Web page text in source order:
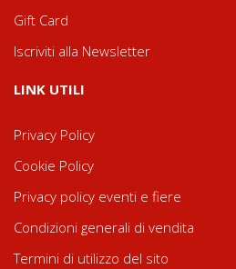
Gift Card
Iscriviti alla Newsletter
LINK UTILI
Privacy Policy
Cookie Policy
Privacy policy eventi e fiere
Condizioni generali di vendita
Termini di utilizzo del sito